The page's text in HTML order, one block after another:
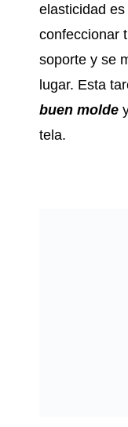
elasticidad
confeccionar
soporte y se
lugar. Esta
buen molde
tela.